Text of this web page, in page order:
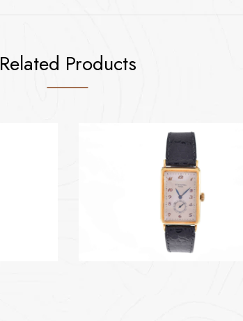
Related Products